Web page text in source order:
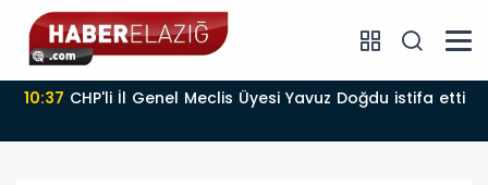
10:37 CHP'li İl Genel Meclis Üyesi Yavuz Doğdu istifa etti